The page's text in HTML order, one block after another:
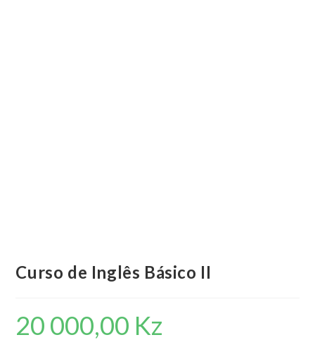
Curso de Inglês Básico II
20 000,00 Kz